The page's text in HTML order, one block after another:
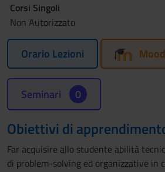
Corsi Singoli
Non Autorizzato
Orario Lezioni
Seminari 0
Obiettivi di
Far acquisire allo studente abilità
di problem-solving ed organizzative